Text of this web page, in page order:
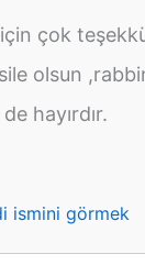
çok
olsun
hayırdır.
ismini görmek